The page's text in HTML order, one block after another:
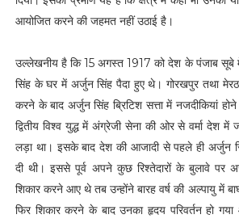
आयोजित करने की जहमत नहीं उठाई है।
उल्लेखनीय है कि 15 अगस्त 1917 को देश के पंजाब सूबे
सिंह के घर में अर्जुन सिंह पैदा हुए थे। गोरखपुर तथा
करने के बाद अर्जुन सिंह ब्रिटिश सत्ता में नजदीकियां
द्वितीय विश्व युद्ध में अंग्रेजी सेना की ओर से वर्मा देश में
लड़ा था। इसके बाद देश की आजादी से पहले ही अर्जुन
दी थी। इससे पूर्व अपने कुछ रिश्तेदारों के बुलावे पर
शिकार करने आए थे तब उन्होंने बारह वर्ष की अल्पायु में
फिर शिकार करने के बाद उनका हृदय परिवर्तन हो